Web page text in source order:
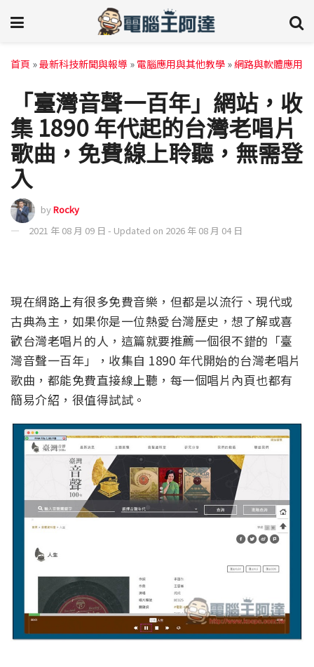
首頁 »最新科技新聞與報導 » 電腦應用與其他教學 »網路與軟體應用
「臺灣音聲一百年」網站，收
集 1890 年代起的台灣老唱片
歌曲，免費線上聆聽，無需登
入
byRocky
2021 年 08 月 09 日 - Updated on 2026 年 08 月 04 日
現在網路上有很多免費音樂，但都是以流行、現代或
古典為主，如果你是一位熱愛台灣歷史，想了解或喜
歡台灣老唱片的人，這篇就要推薦一個很不錯的「臺
灣音聲一百年」，收集自 1890 年代開始的台灣老唱片
歌曲，都能免費直接線上聽，每一個唱片內頁也都有
簡易介紹，很值得試試。